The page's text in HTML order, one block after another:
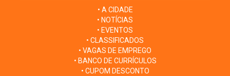
• A CIDADE
• NOTÍCIAS
• EVENTOS
• CLASSIFICADOS
• VAGAS DE EMPREGO
• BANCO DE CURRÍCULOS
• CUPOM DESCONTO